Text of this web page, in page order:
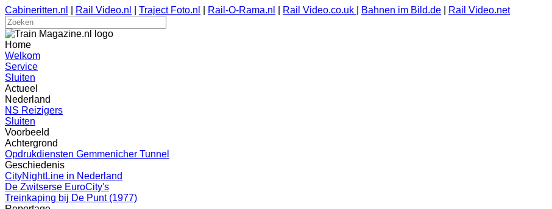
Cabineritten.nl Rail Video.nl Traject Foto.nl Rail-O-Rama.nl Rail Video.co.uk Bahnen im Bild.de Rail Video.net
Home
Welkom
Service
Sluiten
Actueel
Nederland
NS Reizigers
Sluiten
Voorbeeld
Achtergrond
Opdrukdiensten Gemmenicher Tunnel
Geschiedenis
CityNightLine in Nederland
De Zwitserse EuroCity's
Treinkaping bij De Punt (1977)